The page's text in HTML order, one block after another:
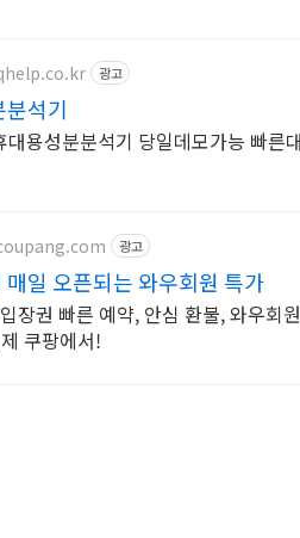
광고
석기
대용성분분석기 당일데모가능 빠른
광고
일 오픈되는 와우회원 특가
장권 빠른 예약, 안심 환불, 와우
쿠팡에서!